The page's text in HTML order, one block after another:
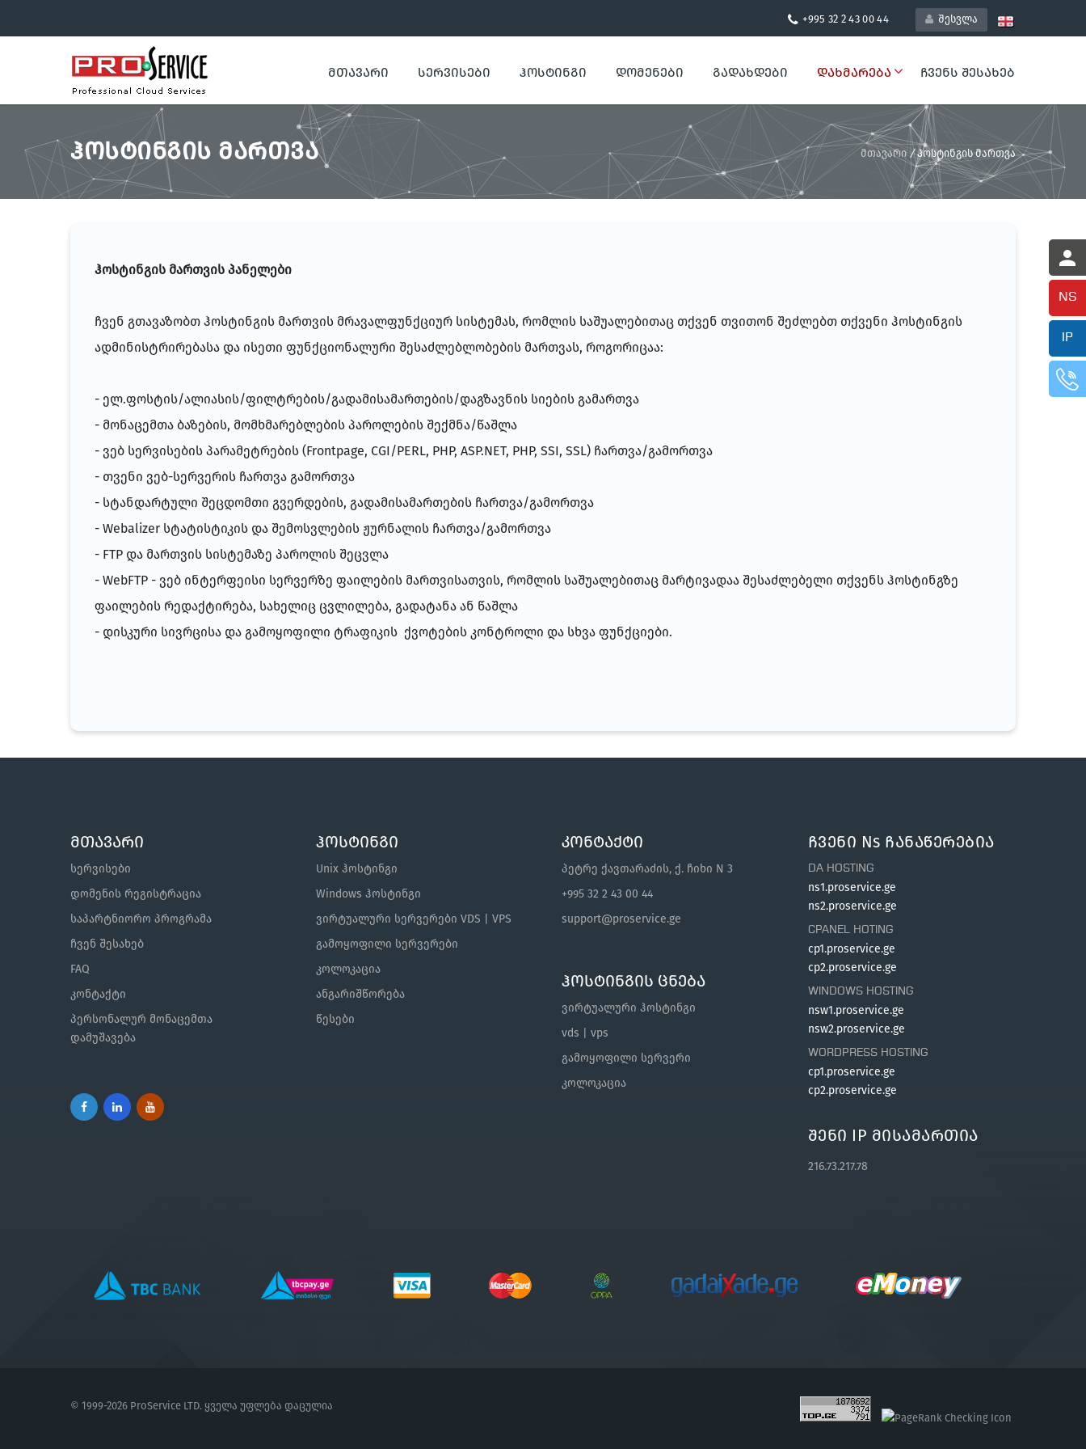
შესვლა
+995 32 2 43 00 44
ᲛᲗᲐᲕᲐᲠᲘ ᲡᲔᲠᲕᲘᲡᲔᲑᲘ ᲰᲝᲡᲢᲘᲜᲒᲘ ᲓᲝᲛᲔᲜᲔᲑᲘ ᲒᲐᲓᲐᲮᲓᲔᲑᲘ ᲓᲐᲮᲛᲐᲠᲔᲑᲐ ᲩᲕᲔᲜᲡ ᲨᲔᲡᲐᲮᲔᲑ
ᲰᲝᲡᲢᲘᲜᲒᲘᲡ ᲛᲐᲠᲗᲕᲐ მთავარი / ჰოსტინგის მართვა
ჰოსტინგის მართვის პანელები
ჩვენ გთავაზობთ ჰოსტინგის მართვის მრავალფუნქციურ სისტემას, რომლის საშუალებითაც თქვენ თვითონ შეძლებთ თქვენი ჰოსტინგის
ადმინისტრირებასა და ისეთი ფუნქციონალური შესაძლებლობების მართვას, როგორიცაა:
- ელ.ფოსტის/ალიასის/ფილტრების/გადამისამართების/დაგზავნის სიების გამართვა
- მონაცემთა ბაზების, მომხმარებლების პაროლების შექმნა/წაშლა
- ვებ სერვისების პარამეტრების (Frontpage, CGI/PERL, PHP, ASP.NET, PHP, SSI, SSL) ჩართვა/გამორთვა
- თვენი ვებ-სერვერის ჩართვა გამორთვა
- სტანდარტული შეცდომთი გვერდების, გადამისამართების ჩართვა/გამორთვა
- Webalizer სტატისტიკის და შემოსვლების ჟურნალის ჩართვა/გამორთვა
- FTP და მართვის სისტემაზე პაროლის შეცვლა
- WebFTP - ვებ ინტერფეისი სერვერზე ფაილების მართვისათვის, რომლის საშუალებითაც მარტივადაა შესაძლებელი თქვენს ჰოსტინგზე
ფაილების რედაქტირება, სახელიც ცვლილება, გადატანა ან წაშლა
- დისკური სივრცისა და გამოყოფილი ტრაფიკის ქვოტების კონტროლი და სხვა ფუნქციები.
მთავარი
სერვისები
დომენის რეგისტრაცია
საპარტნიორო პროგრამა
ჩვენ შესახებ
FAQ
კონტაქტი
პერსონალურ მონაცემთა
დამუშავება
ჰოსტინგი
Unix ჰოსტინგი
Windows ჰოსტინგი
ვირტუალური სერვერები VDS | VPS
გამოყოფილი სერვერები
კოლოკაცია
ანგარიშწორება
წესები
კონტაქტი
პეტრე ქავთარაძის, ქ. ჩიხი N 3
+995 32 2 43 00 44
support@proservice.ge
ჰოსტინგის ცნება
ვირტუალური ჰოსტინგი
vds | vps
გამოყოფილი სერვერი
კოლოკაცია
Ჩვენი Ns Ჩანაწერებია
DA HOSTING
ns1.proservice.ge
ns2.proservice.ge
CPANEL HOTING
cp1.proservice.ge
cp2.proservice.ge
WINDOWS HOSTING
nsw1.proservice.ge
nsw2.proservice.ge
WORDPRESS HOSTING
cp1.proservice.ge
cp2.proservice.ge
Შენი IP Მისამართია
216.73.217.78
© 1999-2026 ProService LTD. ყველა უფლება დაცულია
NS
IP